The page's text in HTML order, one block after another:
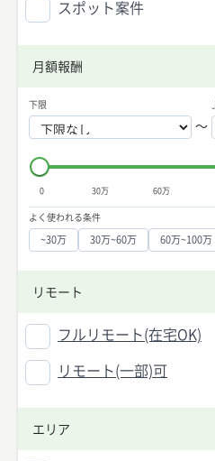
スポット案件
月額報酬
下限
〜
0 30万 60万
よく使われる条件
~30万 30万~60万 60万~100万
リモート
フルリモート(在宅OK)
リモート(一部)可
エリア